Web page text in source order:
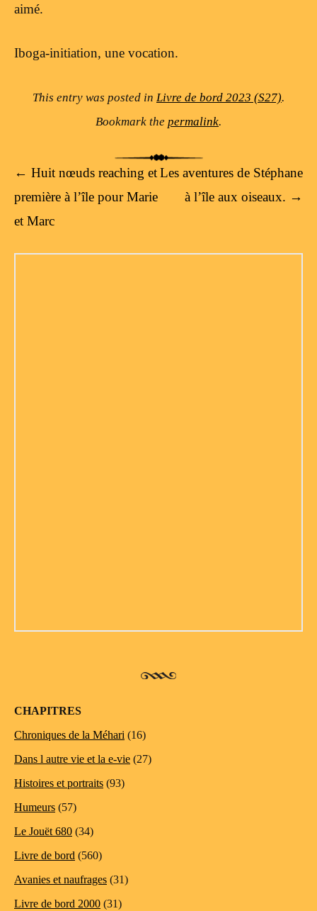
aimé.
Iboga-initiation, une vocation.
This entry was posted in Livre de bord 2023 (S27).
Bookmark the permalink.
Post navigation
← Huit nœuds reaching et
première à l’île pour Marie
et Marc
Les aventures de Stéphane
à l’île aux oiseaux. →
CHAPITRES
Chroniques de la Méhari (16)
Dans l autre vie et la e-vie (27)
Histoires et portraits (93)
Humeurs (57)
Le Jouët 680 (34)
Livre de bord (560)
Avanies et naufrages (31)
Livre de bord 2000 (31)